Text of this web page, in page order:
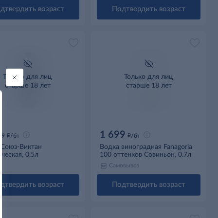
возраст Подтвердить возраст
Только для лиц
старше 18 лет
д/бт
Союз-Виктан
0.5л
возраст
Только для лиц
старше 18 лет
1 699 д/бт
Водка виноградная Fanagoria
100 оттенков Совиньон, 0.7л
Самовывоз
Подтвердить возраст